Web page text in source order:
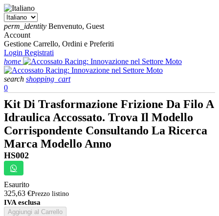
perm_identity Benvenuto, Guest
Account
Gestione Carrello, Ordini e Preferiti
Login Registrati
home
search shopping_cart
0
Kit Di Trasformazione Frizione Da Filo A
Idraulica Accossato. Trova Il Modello
Corrispondente Consultando La Ricerca
Marca Modello Anno
HS002
Esaurito
325,63 €Prezzo listino
IVA esclusa
Aggiungi al Carrello